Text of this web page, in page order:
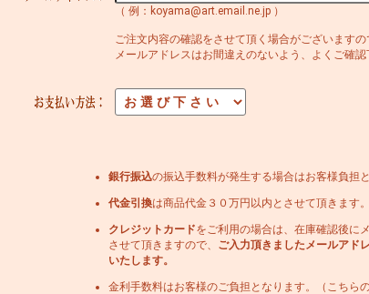
（ 例：koyama@art.email.ne.jp ）
ご注文内容の確認をさせて頂く場合がございますの
メールアドレスはお間違えのないよう、よくご確認
銀行振込の振込手数料が発生する場合はお客様負担
代金引換は商品代金３０万円以内とさせて頂きます。
クレジットカードをご利用の場合は、在庫確認後に
させて頂きますので、 ご入力頂きましたメールアド
いたします。
金利手数料はお客様のご負担となります。（こちら